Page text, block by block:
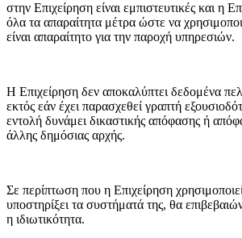
στην Επιχείρηση είναι εμπιστευτικές και η
όλα τα απαραίτητα μέτρα ώστε να
είναι απαραίτητο για την παροχή υπηρεσιών.
Η Επιχείρηση δεν αποκαλύπτει δεδομένα
εκτός εάν έχει παρασχεθεί γραπτή
εντολή δυνάμει δικαστικής απόφασης ή
άλλης δημόσιας αρχής.
Σε περίπτωση που η Επιχείρηση
υποστηρίξει τα συστήματά της, θα
η ιδιωτικότητα.